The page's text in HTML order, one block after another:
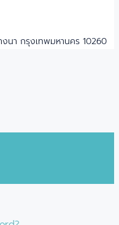
งนา กรุงเทพมหานคร 10260